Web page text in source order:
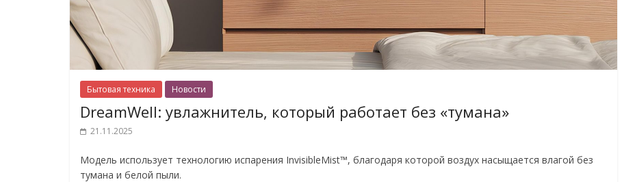
Бытовая техника Новости
DreamWell: увлажнитель, который работает без «тумана»
21.11.2025
Модель использует технологию испарения InvisibleMist™, благодаря которой воздух насыщается влагой без
тумана и белой пыли.